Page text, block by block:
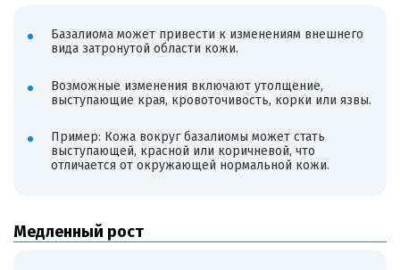
Базалиома может привести к изменениям внешнего
вида затронутой области кожи.
Возможные изменения включают утолщение,
выступающие края, кровоточивость, корки или язвы.
Пример: Кожа вокруг базалиомы может стать
выступающей, красной или коричневой, что
отличается от окружающей нормальной кожи.
Медленный рост